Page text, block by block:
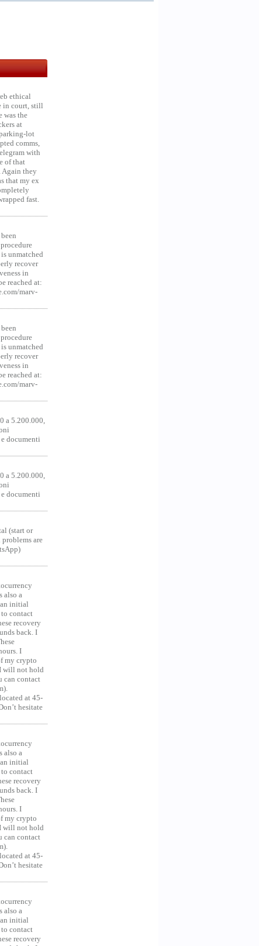
ethical
in court, still
was the
at
lot
comms,
with
of that
Again they
that my ex
fast.
unmatched
recover
in
reached at:
marv-
unmatched
recover
in
reached at:
marv-
a 5.200.000,
documenti
a 5.200.000,
documenti
(start or
are
also a
initial
contact
recovery
back. I
I
my crypto
will not hold
can contact
at 45-
hesitate
also a
initial
contact
recovery
back. I
I
my crypto
will not hold
can contact
at 45-
hesitate
also a
initial
contact
recovery